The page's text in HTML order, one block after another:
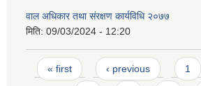
वाल अधिकार तथा संरक्षण कार्यविधि २०७७
मिति: 09/03/2024 - 12:20
Pages
« first ‹ previous 1